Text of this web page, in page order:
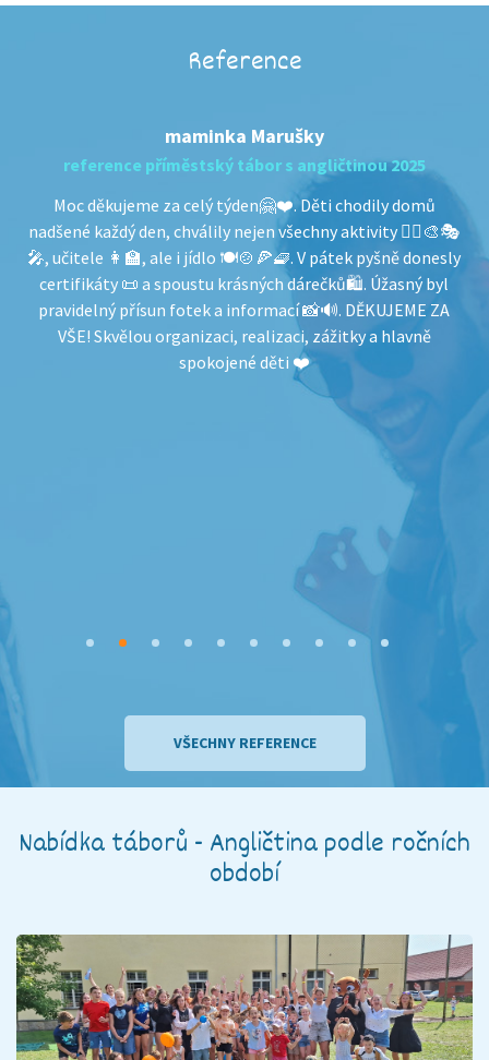
Reference
maminka Marušky
reference příměstský tábor s angličtinou 2025
Moc děkujeme za celý týden🤗❤️. Děti chodily domů
nadšené každý den, chválily nejen všechny aktivity 🤸‍♀️🎨🎭
🎤, učitele 👩‍🏫, ale i jídlo 🍽🍲🍕🧇. V pátek pyšně donesly
certifikáty 📜 a spoustu krásných dárečků🛍. Úžasný byl
pravidelný přísun fotek a informací 📸🔊. DĚKUJEME ZA
VŠE! Skvělou organizaci, realizaci, zážitky a hlavně
spokojené děti ❤️
VŠECHNY REFERENCE
Nabídka táborů - Angličtina podle ročních
období